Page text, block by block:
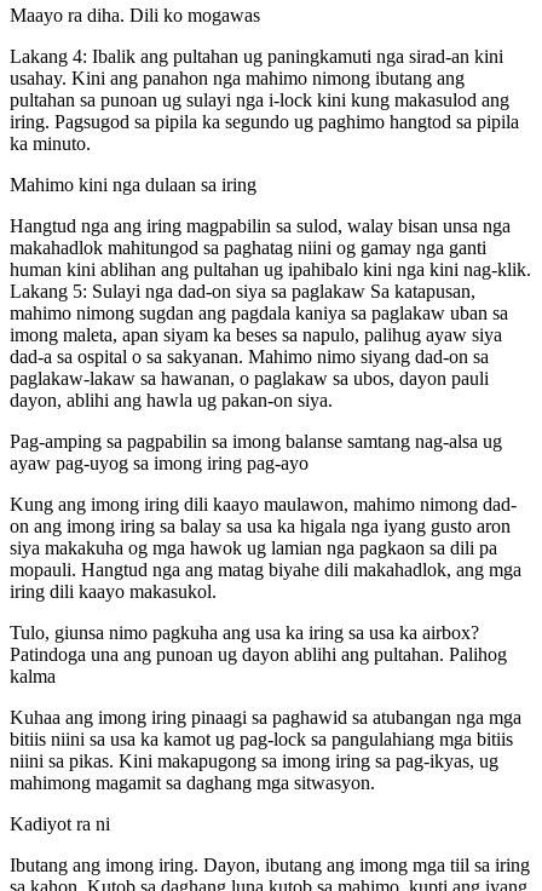
Maayo ra diha. Dili ko mogawas
Lakang 4: Ibalik ang pultahan ug paningkamuti nga sirad-an kini
usahay. Kini ang panahon nga mahimo nimong ibutang ang
pultahan sa punoan ug sulayi nga i-lock kini kung makasulod ang
iring. Pagsugod sa pipila ka segundo ug paghimo hangtod sa pipila
ka minuto.
Mahimo kini nga dulaan sa iring
Hangtud nga ang iring magpabilin sa sulod, walay bisan unsa nga
makahadlok mahitungod sa paghatag niini og gamay nga ganti
human kini ablihan ang pultahan ug ipahibalo kini nga kini nag-klik.
Lakang 5: Sulayi nga dad-on siya sa paglakaw Sa katapusan,
mahimo nimong sugdan ang pagdala kaniya sa paglakaw uban sa
imong maleta, apan siyam ka beses sa napulo, palihug ayaw siya
dad-a sa ospital o sa sakyanan. Mahimo nimo siyang dad-on sa
paglakaw-lakaw sa hawanan, o paglakaw sa ubos, dayon pauli
dayon, ablihi ang hawla ug pakan-on siya.
Pag-amping sa pagpabilin sa imong balanse samtang nag-alsa ug
ayaw pag-uyog sa imong iring pag-ayo
Kung ang imong iring dili kaayo maulawon, mahimo nimong dad-
on ang imong iring sa balay sa usa ka higala nga iyang gusto aron
siya makakuha og mga hawok ug lamian nga pagkaon sa dili pa
mopauli. Hangtud nga ang matag biyahe dili makahadlok, ang mga
iring dili kaayo makasukol.
Tulo, giunsa nimo pagkuha ang usa ka iring sa usa ka airbox?
Patindoga una ang punoan ug dayon ablihi ang pultahan. Palihog
kalma
Kuhaa ang imong iring pinaagi sa paghawid sa atubangan nga mga
bitiis niini sa usa ka kamot ug pag-lock sa pangulahiang mga bitiis
niini sa pikas. Kini makapugong sa imong iring sa pag-ikyas, ug
mahimong magamit sa daghang mga sitwasyon.
Kadiyot ra ni
Ibutang ang imong iring. Dayon, ibutang ang imong mga tiil sa iring
sa kahon. Kutob sa daghang luna kutob sa mahimo, kupti ang iyang